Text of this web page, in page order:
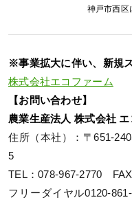
神戸市西区
※事業拡大に伴い、新規
株式会社エコファーム
【お問い合わせ】
農業生産法人 株式会社
住所（本社）：〒651-
5
TEL：078-967-2770
フリーダイヤル0120-